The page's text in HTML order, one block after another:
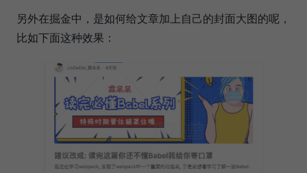
另外在掘金中，是如何给文章加上自己的封面大图的呢，
比如下面这种效果：